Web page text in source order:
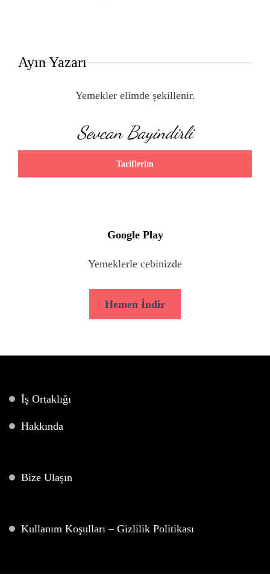
Ayın Yazarı
Yemekler elimde şekillenir.
Sevcan Bayindirli
Tariflerim
Google Play
Yemeklerle cebinizde
Hemen İndir
İş Ortaklığı
Hakkında
Bize Ulaşın
Kullanım Koşulları – Gizlilik Politikası